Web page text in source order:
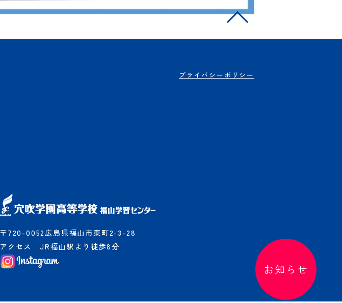
お知らせ
プライバシーポリシー
〒720-0052広島県福山市東町2-3-28
アクセス JR福山駅より徒歩8分